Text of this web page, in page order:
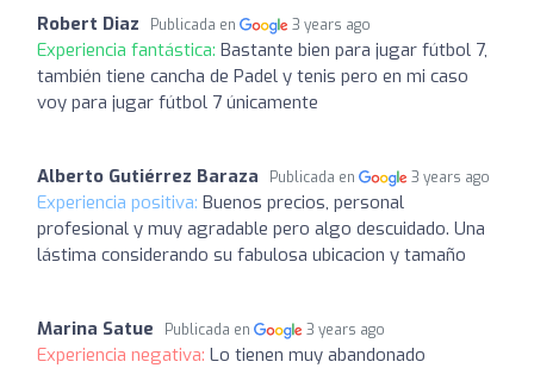
Robert Diaz Publicada en 3 years ago
Experiencia fantástica: Bastante bien para jugar fútbol 7,
también tiene cancha de Padel y tenis pero en mi caso
voy para jugar fútbol 7 únicamente
Alberto Gutiérrez Baraza Publicada en 3 years ago
Experiencia positiva: Buenos precios, personal
profesional y muy agradable pero algo descuidado. Una
lástima considerando su fabulosa ubicacion y tamaño
Marina Satue Publicada en 3 years ago
Experiencia negativa: Lo tienen muy abandonado